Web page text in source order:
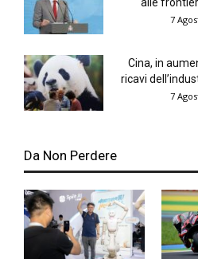
alle
7
Cina, in
ricavi
7
Da Non Perdere